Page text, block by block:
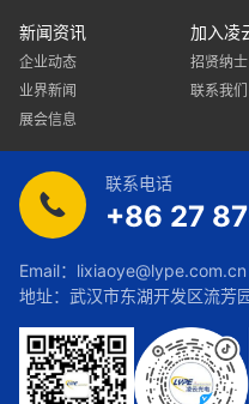
新闻资讯
企业动态
业界新闻
展会信息
加入凌
招贤纳士
联系我们
联系电话
+86 27
Email： lixiaoye@lype.com.cn
地址：武汉市东湖开发区流芳